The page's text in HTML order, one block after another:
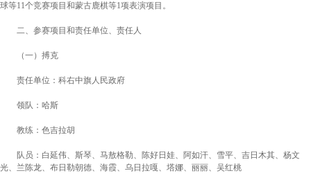
球等11个竞赛项目和蒙古鹿棋等1项表演项目。
二、参赛项目和责任单位、责任人
（一）搏克
责任单位：科右中旗人民政府
领队：哈斯
教练：色吉拉胡
队 员：白延伟、斯琴、马敖格勒、陈好日娃、阿如汗、雪平、吉日木其、杨文
光、兰陈龙、布日勒朝德、海霞、乌日拉嘎、塔娜、丽丽、吴红桃